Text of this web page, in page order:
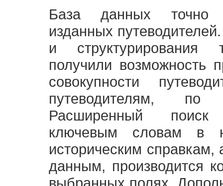
База данных точно
изданных
и структурирования
получили возможность
совокупности
путеводителям,
Расширенный
ключевым словам в
историческим
данным, производится